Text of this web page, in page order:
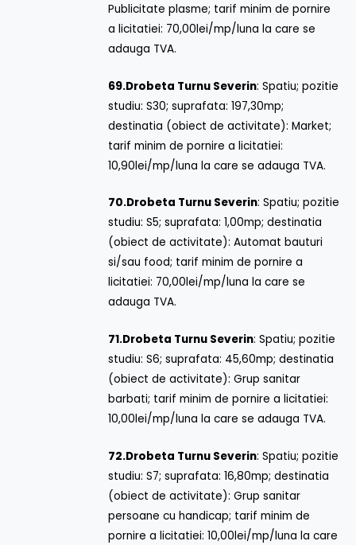
Publicitate plasme; tarif minim de pornire
a licitatiei: 70,00lei/mp/luna la care se
adauga TVA.
69.Drobeta Turnu Severin: Spatiu; pozitie
studiu: S30; suprafata: 197,30mp;
destinatia (obiect de activitate): Market;
tarif minim de pornire a licitatiei:
10,90lei/mp/luna la care se adauga TVA.
70.Drobeta Turnu Severin: Spatiu; pozitie
studiu: S5; suprafata: 1,00mp; destinatia
(obiect de activitate): Automat bauturi
si/sau food; tarif minim de pornire a
licitatiei: 70,00lei/mp/luna la care se
adauga TVA.
71.Drobeta Turnu Severin: Spatiu; pozitie
studiu: S6; suprafata: 45,60mp; destinatia
(obiect de activitate): Grup sanitar
barbati; tarif minim de pornire a licitatiei:
10,00lei/mp/luna la care se adauga TVA.
72.Drobeta Turnu Severin: Spatiu; pozitie
studiu: S7; suprafata: 16,80mp; destinatia
(obiect de activitate): Grup sanitar
persoane cu handicap; tarif minim de
pornire a licitatiei: 10,00lei/mp/luna la care